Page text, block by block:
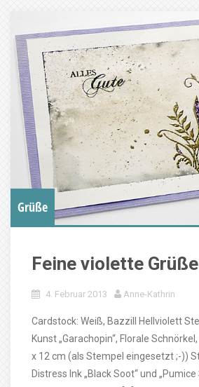
Grüße
Feine violette Grüße
4. Februar 2013 Anne-Kathrin
Cardstock: Weiß, Bazzill Hellviolett
Kunst „Garachopin“, Florale
x 12 cm (als Stempel eingesetzt ;-))
Distress Ink „Black Soot“ und